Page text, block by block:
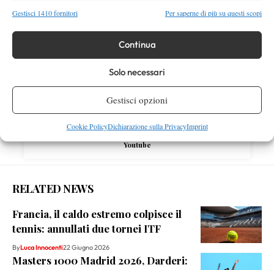
Gestisci 1410 fornitori Per saperne di più su questi scopi
Continua
Solo necessari
Gestisci opzioni
Cookie PolicyDichiarazione sulla PrivacyImprint
X
Instagram
Youtube
RELATED NEWS
Francia, il caldo estremo colpisce il
tennis: annullati due tornei ITF
ByLuca Innocenti22 Giugno 2026
Masters 1000 Madrid 2026, Darderi: